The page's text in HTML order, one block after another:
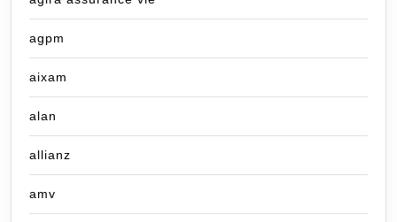
agpm
aixam
alan
allianz
amv